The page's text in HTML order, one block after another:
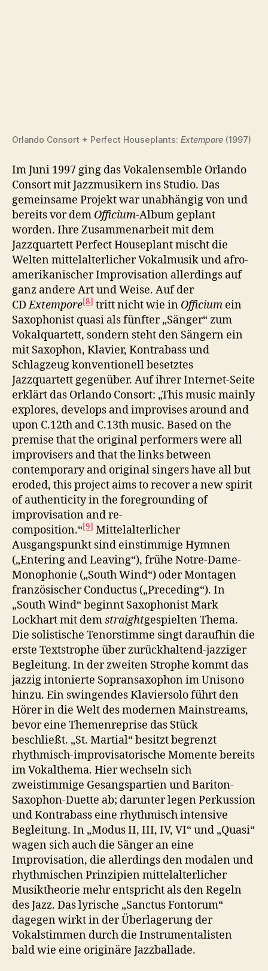
Orlando Consort + Perfect Houseplants: Extempore (1997)
Im Juni 1997 ging das Vokalensemble Orlando
Consort mit Jazzmusikern ins Studio. Das
gemeinsame Projekt war unabhängig von und
bereits vor dem Officium-Album geplant
worden. Ihre Zusammenarbeit mit dem
Jazzquartett Perfect Houseplant mischt die
Welten mittelalterlicher Vokalmusik und afro-
amerikanischer Improvisation allerdings auf
ganz andere Art und Weise. Auf der
CDExtempore[8] tritt nicht wie in Officium ein
Saxophonist quasi als fünfter „Sänger“ zum
Vokalquartett, sondern steht den Sängern ein
mit Saxophon, Klavier, Kontrabass und
Schlagzeug konventionell besetztes
Jazzquartett gegenüber. Auf ihrer Internet-Seite
erklärt das Orlando Consort: „This music mainly
explores, develops and improvises around and
upon C.12th and C.13th music. Based on the
premise that the original performers were all
improvisers and that the links between
contemporary and original singers have all but
eroded, this project aims to recover a new spirit
of authenticity in the foregrounding of
improvisation and re-
composition.“[9] Mittelalterlicher
Ausgangspunkt sind einstimmige Hymnen
(„Entering and Leaving“), frühe Notre-Dame-
Monophonie („South Wind“) oder Montagen
französischer Conductus („Preceding“). In
„South Wind“ beginnt Saxophonist Mark
Lockhart mit demstraightgespielten Thema.
Die solistische Tenorstimme singt daraufhin die
erste Textstrophe über zurückhaltend-jazziger
Begleitung. In der zweiten Strophe kommt das
jazzig intonierte Sopransaxophon im Unisono
hinzu. Ein swingendes Klaviersolo führt den
Hörer in die Welt des modernen Mainstreams,
bevor eine Themenreprise das Stück
beschließt. „St. Martial“ besitzt begrenzt
rhythmisch-improvisatorische Momente bereits
im Vokalthema. Hier wechseln sich
zweistimmige Gesangspartien und Bariton-
Saxophon-Duette ab; darunter legen Perkussion
und Kontrabass eine rhythmisch intensive
Begleitung. In „Modus II, III, IV, VI“ und „Quasi“
wagen sich auch die Sänger an eine
Improvisation, die allerdings den modalen und
rhythmischen Prinzipien mittelalterlicher
Musiktheorie mehr entspricht als den Regeln
des Jazz. Das lyrische „Sanctus Fontorum“
dagegen wirkt in der Überlagerung der
Vokalstimmen durch die Instrumentalisten
bald wie eine originäre Jazzballade.